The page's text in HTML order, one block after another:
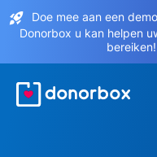
Doe mee aan een
Donorbox u kan helpen
bereiken!